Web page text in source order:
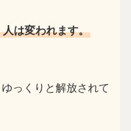
は変われます。
っくりと解放されて